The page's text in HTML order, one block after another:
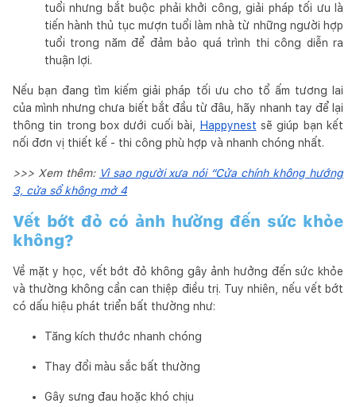
tuổi nhưng bắt buộc phải khởi công, giải pháp tối ưu là
tiến hành thủ tục mượn tuổi làm nhà từ những người hợp
tuổi trong năm để đảm bảo quá trình thi công diễn ra
thuận lợi.
Nếu bạn đang tìm kiếm giải pháp tối ưu cho tổ ấm tương lai
của mình nhưng chưa biết bắt đầu từ đâu, hãy nhanh tay để lại
thông tin trong box dưới cuối bài,
Happynest sẽ giúp bạn kết
nối đơn vị thiết kế - thi công phù hợp và nhanh chóng nhất.
>>> Xem thêm: Vì sao người xưa nói “Cửa chính không hướng
3, cửa sổ không mở 4
Vết bớt đỏ có ảnh hưởng đến sức khỏe
không?
Về mặt y học, vết bớt đỏ không gây ảnh hưởng đến sức khỏe
và thường không cần can thiệp điều trị. Tuy nhiên, nếu vết bớt
có dấu hiệu phát triển bất thường như:
Tăng kích thước nhanh chóng
Thay đổi màu sắc bất thường
Gây sưng đau hoặc khó chịu